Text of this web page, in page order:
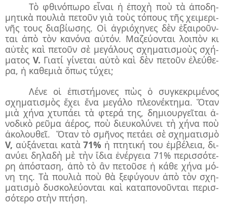
Τὸ φθι­νό­πω­ρο εἶ­ναι ἡ ἐ­πο­χὴ ποὺ τὰ ἀ­πο­δη­
μη­τι­κὰ που­λιὰ πε­τοῦν γιὰ τοὺς τό­πους τῆς χει­με­ρι­
νῆς τους δι­α­βί­ω­σης. Οἱ ἀ­γρι­ό­χη­νες δὲν ἑ­ξαι­ροῦν­
ται ἀ­πὸ τὸν κα­νό­να αὐ­τόν. Μα­ζεύ­ον­ται λοι­πὸν κι
αὐ­τὲς καὶ πε­τοῦν σὲ με­γά­λους σχη­μα­τι­σμοὺς σχή­
μα­τος V. Για­τί γί­νε­ται αὐ­τὸ καὶ δὲν πε­τοῦν ἐ­λεύ­θε­
ρα, ἡ κα­θε­μιὰ ὅ­πως τύ­χει;
Λέ­νε οἱ ἐ­πι­στή­μο­νες πὼς ὁ συγ­κε­κρι­μέ­νος
σχη­μα­τι­σμὸς ἔ­χει ἕ­να με­γά­λο πλε­ο­νέ­κτη­μα. Ὅ­ταν
μιὰ χή­να χτυ­πά­ει τὰ φτε­ρά της, δη­μι­ουρ­γεῖ­ται ἀ­
νο­δι­κὸ ρεῦ­μα ἀ­έ­ρος, ποὺ δι­ευ­κο­λύ­νει τὴ χή­να ποὺ
ἀ­κο­λου­θεῖ. Ὅ­ταν τὸ σμῆ­νος πε­τά­ει σὲ σχη­μα­τι­σμὸ
V, αὐ­ξά­νε­ται κα­τὰ71% ἡ πτη­τι­κή του ἐμ­βέ­λεια, δι­
α­νύ­ει δη­λα­δὴ μὲ τὴν ἴ­δια ἐ­νέρ­γεια 71% πε­ρισ­σό­τε­
ρη ἀ­πό­στα­ση, ἀ­πὸ τὸ ἂν πε­τοῦ­σε ἡ κά­θε χή­να μό­
νη της. Τὰ που­λιὰ ποὺ θὰ ξε­φύ­γουν ἀ­πὸ τὸν σχη­
μα­τι­σμὸ δυ­σκο­λεύ­ον­ται καὶ κα­τα­πο­νοῦν­ται πε­ρισ­
σό­τε­ρο στὴν πτή­ση.